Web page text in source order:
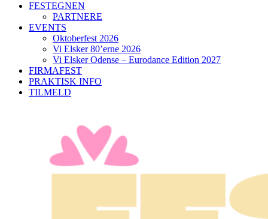
FESTEGNEN
PARTNERE
EVENTS
Oktoberfest 2026
Vi Elsker 80’erne 2026
Vi Elsker Odense – Eurodance Edition 2027
FIRMAFEST
PRAKTISK INFO
TILMELD